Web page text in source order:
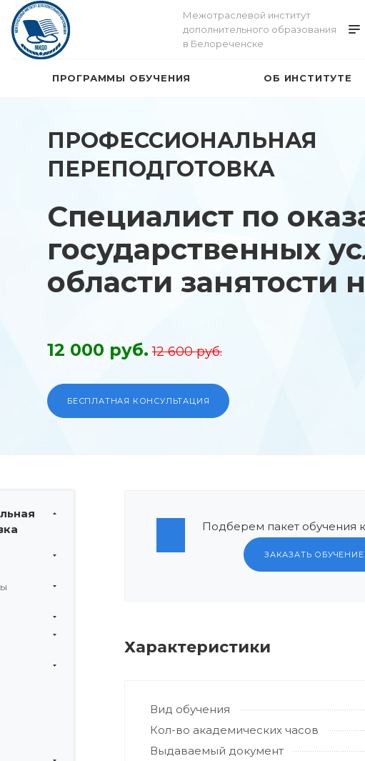
Межотраслевой институт
дополнительного образования
в Белореченске
ПРОГРАММЫ ОБУЧЕНИЯ ОБ ИНСТИТУТЕ
ПРОФЕССИОНАЛЬНАЯ
ПЕРЕПОДГОТОВКА
Специалист по
государственных
области занятости
12 000 руб. 12 600 руб.
БЕСПЛАТНАЯ КОНСУЛЬТАЦИЯ
Подберем пакет обучения
ЗАКАЗАТЬ ОБУЧЕНИЕ
Характеристики
Вид обучения
Кол-во академических часов
Выдаваемый документ